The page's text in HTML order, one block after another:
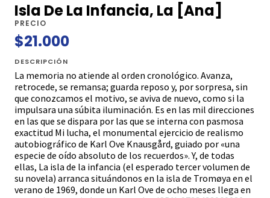
Isla De La Infancia, La [Ana]
PRECIO
$21.000
DESCRIPCIÓN
La memoria no atiende al orden cronológico. Avanza,
retrocede, se remansa; guarda reposo y, por sorpresa, sin
que conozcamos el motivo, se aviva de nuevo, como si la
impulsara una súbita iluminación. Es en las mil direcciones
en las que se dispara por las que se interna con pasmosa
exactitud Mi lucha, el monumental ejercicio de realismo
autobiográfico de Karl Ove Knausgård, guiado por «una
especie de oído absoluto de los recuerdos». Y, de todas
ellas, La isla de la infancia (el esperado tercer volumen de
su novela) arranca situándonos en la isla de Tromøya en el
verano de 1969, donde un Karl Ove de ocho meses llega en